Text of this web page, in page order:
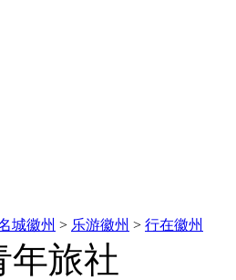
城徽州 > 乐游徽州 > 行在徽州
年旅社